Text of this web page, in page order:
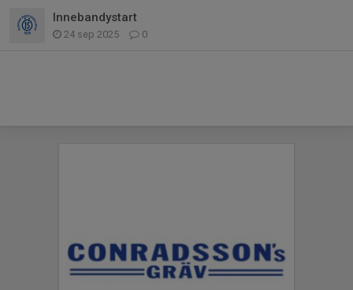
Innebandystart
24 sep 2025 0